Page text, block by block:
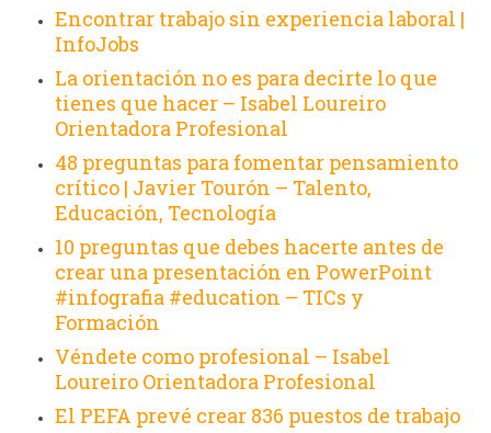
Encontrar trabajo sin experiencia laboral |
InfoJobs
La orientación no es para decirte lo que
tienes que hacer – Isabel Loureiro
Orientadora Profesional
48 preguntas para fomentar pensamiento
crítico | Javier Tourón – Talento,
Educación, Tecnología
10 preguntas que debes hacerte antes de
crear una presentación en PowerPoint
#infografia #education – TICs y
Formación
Véndete como profesional – Isabel
Loureiro Orientadora Profesional
El PEFA prevé crear 836 puestos de trabajo